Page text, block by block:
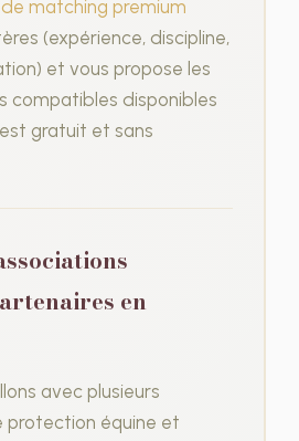
matching premium
(expérience, discipline,
et vous propose les
compatibles disponibles
gratuit et sans
en
avec plusieurs
protection équine et